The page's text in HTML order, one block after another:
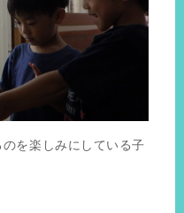
を楽しみにしている子